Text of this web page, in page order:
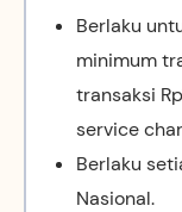
Berlaku
minimum
transaksi
service
Berlaku
Nasional.